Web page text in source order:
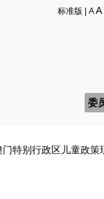
标准版 |A A
委
门特别行政区儿童政策